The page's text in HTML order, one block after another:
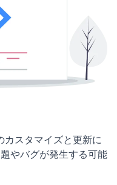
スタマイズと更新に
やバグが発生する可能